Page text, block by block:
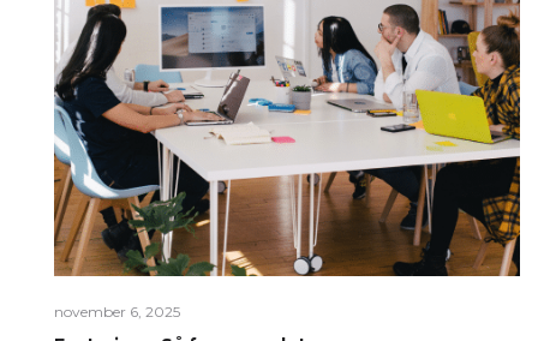
november 6, 2025